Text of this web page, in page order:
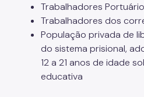
Trabalhadores
Trabalhadores dos
População privada de
do sistema prisional,
12 a 21 anos de idade
educativa